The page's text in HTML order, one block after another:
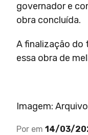
governador e
obra concluída.
A finalização do
essa obra de
Imagem: Arquivo
Por em 14/03/